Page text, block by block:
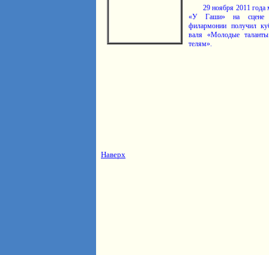
29 ноября 2011 года
«У Гаши» на сцене
филармо­нии получил
валя «Молодые
телям».
Наверх